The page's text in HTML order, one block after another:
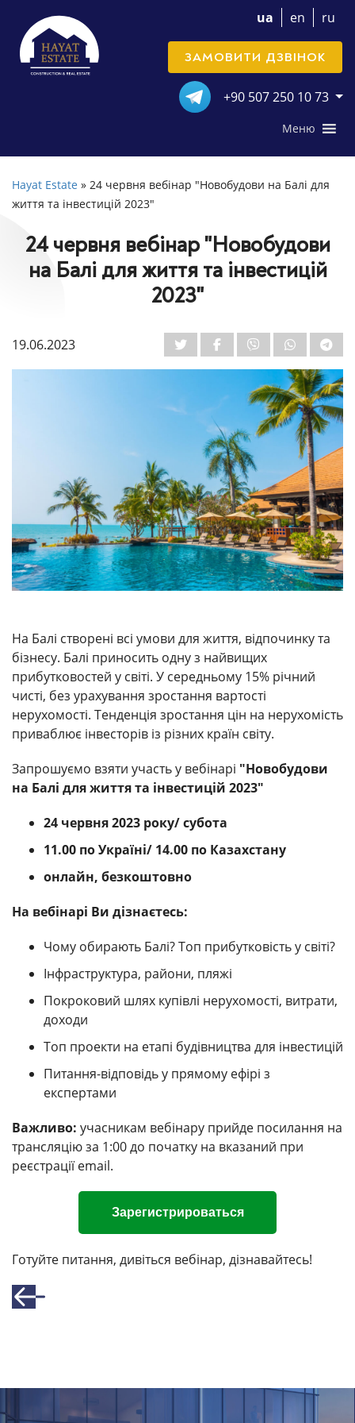
ua en ru
+90 507 250 10 73
ЗАМОВИТИ ДЗВІНОК
Меню
Hayat Estate » 24 червня вебінар "Новобудови на Балі для
життя та інвестицій 2023"
24 червня вебінар "Новобудови
на Балі для життя та інвестицій
2023"
19.06.2023
На Балі створені всі умови для життя, відпочинку та
бізнесу. Балі приносить одну з найвищих
прибутковостей у світі. У середньому 15% річний
чисті, без урахування зростання вартості
нерухомості. Тенденція зростання цін на нерухомість
приваблює інвесторів із різних країн світу.
Запрошуємо взяти участь у вебінарі "Новобудови
на Балі для життя та інвестицій 2023"
24 червня 2023 року/ субота
11.00 по Україні/ 14.00 по Казахстану
онлайн, безкоштовно
На вебінарі Ви дізнаєтесь:
Чому обирають Балі? Топ прибутковість у світі?
Інфраструктура, райони, пляжі
Покроковий шлях купівлі нерухомості, витрати,
доходи
Топ проекти на етапі будівництва для інвестицій
Питання-відповідь у прямому ефірі з
експертами
Важливо: учасникам вебінару прийде посилання на
трансляцію за 1:00 до початку на вказаний при
реєстрації email.
Зарегистрироваться
Готуйте питання, дивіться вебінар, дізнавайтесь!